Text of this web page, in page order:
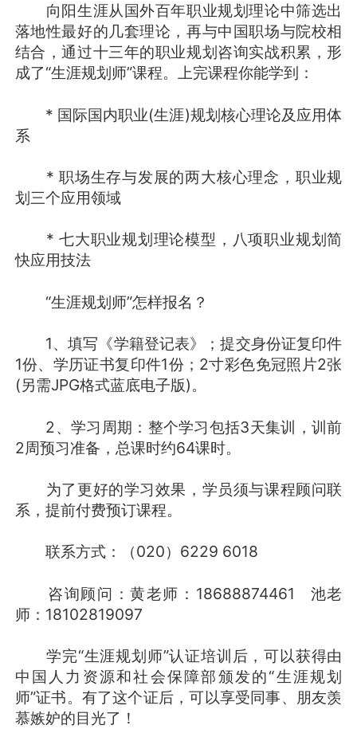
向阳生涯从国外百年职业规划理论中筛选出
落地性最好的几套理论，再与中国职场与院校相
结合，通过十三年的职业规划咨询实战积累，形
成了“生涯规划师”课程。上完课程你能学到：
* 国际国内职业(生涯)规划核心理论及应用体
系
* 职场生存与发展的两大核心理念，职业规
划三个应用领域
* 七大职业规划理论模型，八项职业规划简
快应用技法
“生涯规划师”怎样报名？
1、填写《学籍登记表》；提交身份证复印件
1份、学历证书复印件1份；2寸彩色免冠照片2张
(另需JPG格式蓝底电子版)。
2、学习周期：整个学习包括3天集训，训前
2周预习准备，总课时约64课时。
为了更好的学习效果，学员须与课程顾问联
系，提前付费预订课程。
联系方式：（020）6229 6018
咨询顾问：黄老师：18688874461 池老
师：18102819097
学完“生涯规划师”认证培训后，可以获得由
中国人力资源和社会保障部颁发的“生涯规划
师”证书。有了这个证后，可以享受同事、朋友羡
慕嫉妒的目光了！